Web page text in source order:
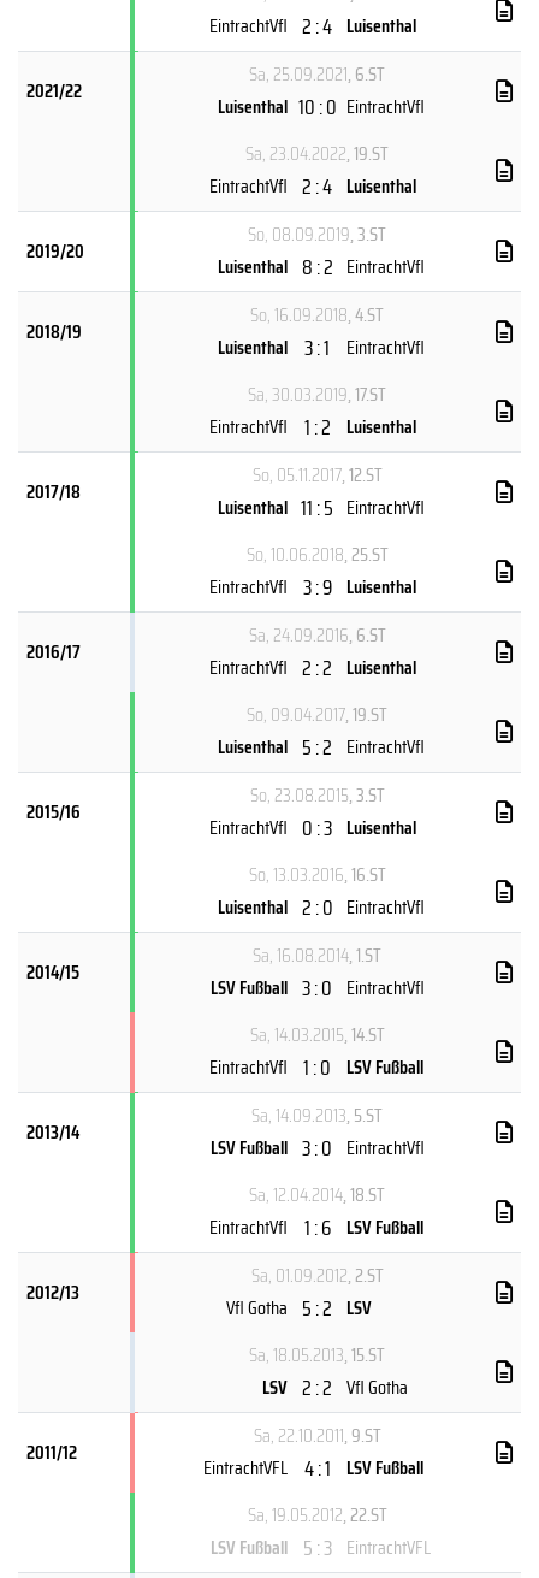
EintrachtVfl 2 : 4 Luisenthal
2021/22
Sa, 25.09.2021, 6.ST
Luisenthal 10 : 0 EintrachtVfl
Sa, 23.04.2022, 19.ST
EintrachtVfl 2 : 4 Luisenthal
2019/20
So, 08.09.2019, 3.ST
Luisenthal 8 : 2 EintrachtVfl
2018/19
So, 16.09.2018, 4.ST
Luisenthal 3 : 1
EintrachtVfl
Sa, 30.03.2019, 17.ST
EintrachtVfl 1 : 2 Luisenthal
2017/18
So, 05.11.2017, 12.ST
Luisenthal 11 : 5 EintrachtVfl
So, 10.06.2018, 25.ST
EintrachtVfl 3 : 9 Luisenthal
2016/17
Sa, 24.09.2016, 6.ST
EintrachtVfl 2 : 2 Luisenthal
So, 09.04.2017, 19.ST
Luisenthal 5 : 2 EintrachtVfl
2015/16
So, 23.08.2015, 3.ST
EintrachtVfl 0 : 3 Luisenthal
So, 13.03.2016, 16.ST
Luisenthal 2 : 0 EintrachtVfl
2014/15
Sa, 16.08.2014, 1.ST
LSV Fußball 3 : 0 EintrachtVfl
Sa, 14.03.2015, 14.ST
EintrachtVfl 1 : 0 LSV Fußball
2013/14
Sa, 14.09.2013, 5.ST
LSV Fußball 3 : 0 EintrachtVfl
Sa, 12.04.2014, 18.ST
EintrachtVfl 1 : 6 LSV Fußball
2012/13
Sa, 01.09.2012, 2.ST
Vfl Gotha 5 : 2 LSV
Sa, 18.05.2013, 15.ST
LSV 2 : 2 Vfl Gotha
2011/12
Sa, 22.10.2011, 9.ST
EintrachtVFL 4 : 1 LSV Fußball
Sa, 19.05.2012, 22.ST
LSV Fußball 5 : 3 EintrachtVFL